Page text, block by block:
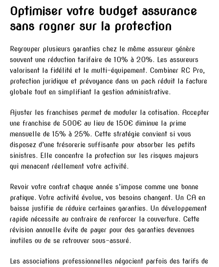
Optimiser votre budget assurance
sans rogner sur la protection
Regrouper plusieurs garanties chez le même assureur génère
souvent une réduction tarifaire de 10% à 20%. Les assureurs
valorisent la fidélité et le multi-équipement. Combiner RC Pro,
protection juridique et prévoyance dans un pack réduit la facture
globale tout en simplifiant la gestion administrative.
Ajuster les franchises permet de moduler la cotisation. Accepter
une franchise de 500€ au lieu de 150€ diminue la prime
mensuelle de 15% à 25%. Cette stratégie convient si vous
disposez d’une trésorerie suffisante pour absorber les petits
sinistres. Elle concentre la protection sur les risques majeurs
qui menacent réellement votre activité.
Revoir votre contrat chaque année s’impose comme une bonne
pratique. Votre activité évolue, vos besoins changent. Un CA en
baisse justifie de réduire certaines garanties. Un développement
rapide nécessite au contraire de renforcer la couverture. Cette
révision annuelle évite de payer pour des garanties devenues
inutiles ou de se retrouver sous-assuré.
Les associations professionnelles négocient parfois des tarifs de